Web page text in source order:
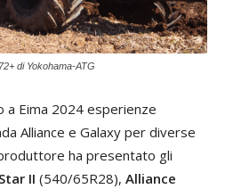
di Yokohama-ATG
a Eima 2024 esperienze
Alliance e Galaxy per diverse
ha presentato gli
II (540/65R28), Alliance